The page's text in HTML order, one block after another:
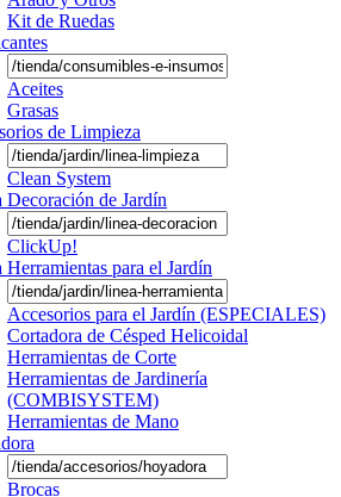
Kit de Ruedas
Aceites
Grasas
de Limpieza
Clean System
Decoración de Jardín
ClickUp!
Herramientas para el Jardín
Accesorios para el Jardín (ESPECIALES)
Cortadora de Césped Helicoidal
Herramientas de Corte
Herramientas de Jardinería
(COMBISYSTEM)
Herramientas de Mano
Brocas